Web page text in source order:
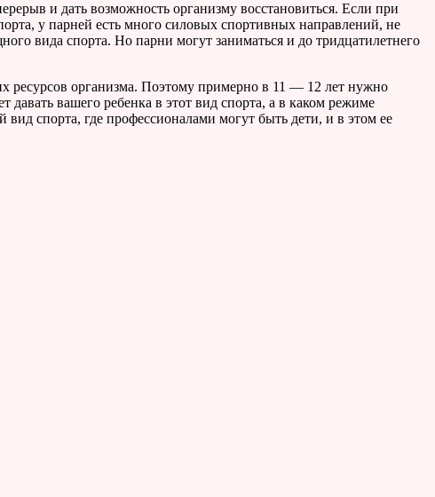
и дать возможность организму восстановиться. Если при
у парней есть много силовых спортивных направлений, не
вида спорта. Но парни могут заниматься и до тридцатилетнего
ресурсов организма. Поэтому примерно в 11 — 12 лет нужно
давать вашего ребенка в этот вид спорта, а в каком режиме
спорта, где профессионалами могут быть дети, и в этом ее